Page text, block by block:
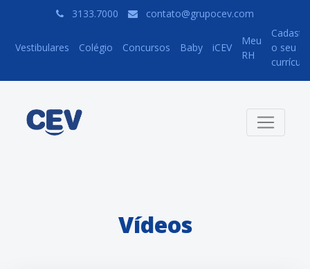
3133.7000 contato@grupocev.com
Vestibulares Colégio Concursos Baby iCEV
Meu
RH
o seu
currículo
Vídeos